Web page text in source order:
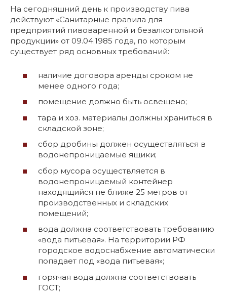
На сегодняшний день к производству пива
действуют «Санитарные правила для
предприятий пивоваренной и безалкогольной
продукции» от 09.04.1985 года, по которым
существует ряд основных требований:
наличие договора аренды сроком не
менее одного года;
помещение должно быть освещено;
тара и хоз. материалы должны храниться в
складской зоне;
сбор дробины должен осуществляться в
водонепроницаемые ящики;
сбор мусора осуществляется в
водонепроницаемый контейнер
находящийся не ближе 25 метров от
производственных и складских
помещений;
вода должна соответствовать требованию
«вода питьевая». На территории РФ
городское водоснабжение автоматически
попадает под «вода питьевая»;
горячая вода должна соответствовать
ГОСТ;